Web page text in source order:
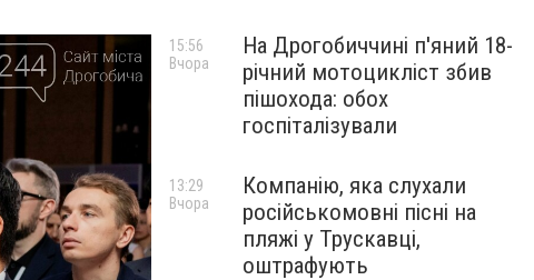
На Дрогобиччині п'яний 18-
річний мотоцикліст збив
пішохода: обох
госпіталізували
15:56
Вчора
Компанію, яка слухали
російськомовні пісні на
пляжі у Трускавці,
оштрафують
13:29
Вчора